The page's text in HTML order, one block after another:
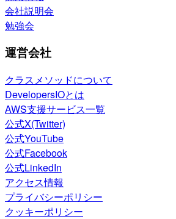
会社説明会
勉強会
運営会社
クラスメソッドについて
DevelopersIOとは
AWS支援サービス一覧
公式X(Twitter)
公式YouTube
公式Facebook
公式LinkedIn
アクセス情報
プライバシーポリシー
クッキーポリシー